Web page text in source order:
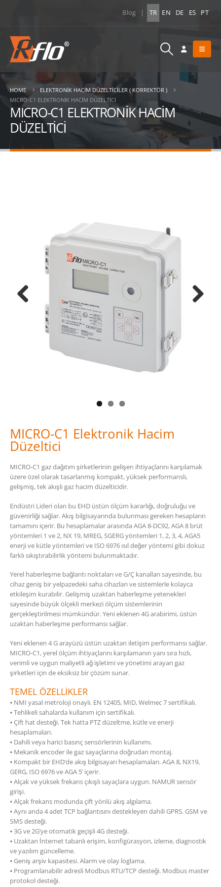
Blog | TR EN DE ES PT
HOME
ELEKTRONIK HACIM DÜZELTICILER ( KORREKTÖR )
MICRO-C1 ELEKTRONİK HACİM DÜZELTİCİ
MICRO-C1 ELEKTRONİK HACİM
DÜZELTİCİ
MICRO-C1 Elektronik Hacim
Düzeltici
MICRO-C1 gaz dağıtım şirketlerinin gelişen ihtiyaçlarını karşılamak
üzere özel olarak tasarlanmış kompakt, yüksek performanslı,
gelişmiş, tek akışlı gaz hacim düzelticidir.
Endüstri Lideri olan bu EHD üstün ölçüm kararlığı, doğruluğu ve
güvenirliği sağlar. Akış bilgisayarında bulunması gereken hesapların
tamamını içerir. Bu hesaplamalar arasında AGA 8-DC92, AGA 8 brüt
yöntemleri 1 ve 2, NX 19, MREG, SGERG yöntemleri 1, 2, 3, 4, AGA5
enerji ve kütle yöntemleri ve ISO 6976 ısıl değer yöntemi gibi dokuz
farklı sıkıştırabilirlik yöntemi bulunmaktadır.
Yerel haberleşme bağlantı noktaları ve G/Ç kanalları sayesinde, bu
cihaz geniş bir yelpazedeki saha cihazları ve sistemlerle kolayca
etkileşim kurabilir. Gelişmiş uzaktan haberleşme yetenekleri
sayesinde büyük ölçekli merkezi ölçüm sistemlerinin
gerçekleştirilmesi mümkündür. Yeni eklenen 4G arabirimi, üstün
uzaktan haberleşme performansı sağlar.
Yeni eklenen 4 G arayüzü üstün uzaktan iletişim performansı sağlar.
MICRO-C1, yerel ölçüm ihtiyaçlarını karşılamanın yanı sıra hızlı,
verimli ve uygun maliyetli ağ işletimi ve yönetimi arayan gaz
şirketleri için de eksiksiz bir çözüm sunar.
TEMEL ÖZELLİKLER
⦁ NMI yasal metroloji onaylı. EN 12405, MID, Welmec 7 sertifikalı.
⦁ Tehlikeli sahalarda kullanım için sertifikalı.
⦁ Çift hat desteği. Tek hatta PTZ düzeltme, kütle ve enerji
hesaplamaları.
⦁ Dahili veya harici basınç sensörlerinin kullanımı.
⦁ Mekanik encoder ile gaz sayaçlarına doğrudan montaj.
⦁ Kompakt bir EHD’de akış bilgisayarı hesaplamaları. AGA 8, NX19,
GERG, ISO 6976 ve AGA 5’ içerir.
⦁ Alçak ve yüksek frekans çıkışlı sayaçlara uygun. NAMUR sensör
girişi.
⦁ Alçak frekans modunda çift yönlü akış algılama.
⦁ Aynı anda 4 adet TCP bağlantısını destekleyen dahili GPRS. GSM ve
SMS desteği.
⦁ 3G ve 2G’ye otomatik geçişli 4G desteği.
⦁ Uzaktan İnternet tabanlı erişim, konfigürasyon, izleme, diagnostik
ve yazılım güncelleme.
⦁ Geniş arşiv kapasitesi. Alarm ve olay loglama.
⦁ Programlanabilir adresli Modbus RTU/TCP desteği. Modbus master
protokol desteği.